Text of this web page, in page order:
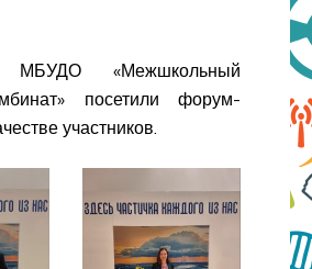
МБУДО «Межшкольный
посетили форум-
участников.